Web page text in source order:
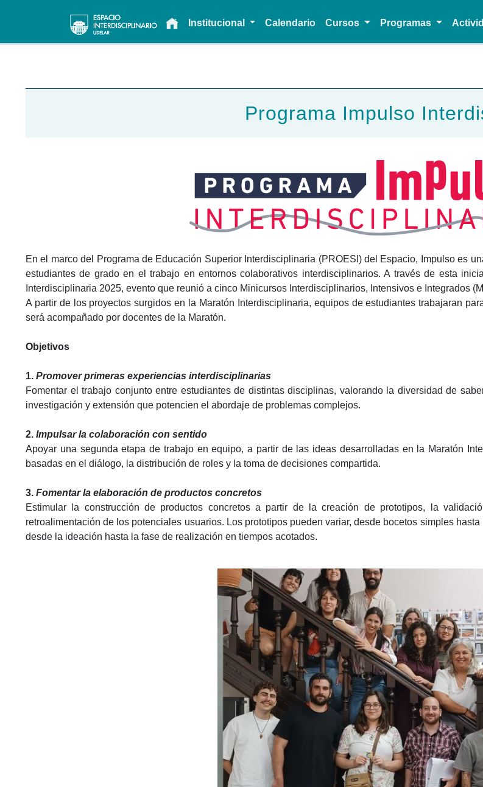
Main navigationInstitucional Calendario Cursos Programas
Programa Impulso
En el marco del Programa de Educación Superior Interdisciplinaria (PROESI) del Espacio, Impulso es
estudiantes de grado en el trabajo en entornos colaborativos interdisciplinarios. A través de esta
Interdisciplinaria 2025, evento que reunió a cinco Minicursos Interdisciplinarios, Intensivos e Integrados
A partir de los proyectos surgidos en la Maratón Interdisciplinaria, equipos de estudiantes trabajaran
será acompañado por docentes de la Maratón.
Objetivos
1. Promover primeras experiencias interdisciplinarias
Fomentar el trabajo conjunto entre estudiantes de distintas disciplinas, valorando la diversidad de
investigación y extensión que potencien el abordaje de problemas complejos.
2. Impulsar la colaboración con sentido
Apoyar una segunda etapa de trabajo en equipo, a partir de las ideas desarrolladas en la Maratón
basadas en el diálogo, la distribución de roles y la toma de decisiones compartida.
3. Fomentar la elaboración de productos concretos
Estimular la construcción de productos concretos a partir de la creación de prototipos, la
retroalimentación de los potenciales usuarios. Los prototipos pueden variar, desde bocetos simples
desde la ideación hasta la fase de realización en tiempos acotados.